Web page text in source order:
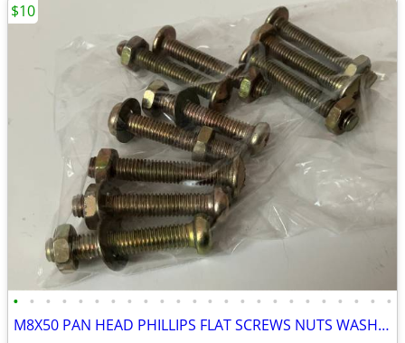
• • • • • • • • • • • • • • • • • • • • • • • •
M8X50 PAN HEAD PHILLIPS FLAT SCREWS NUTS WASHERS ZINC YELLOW PLATED 10
$10